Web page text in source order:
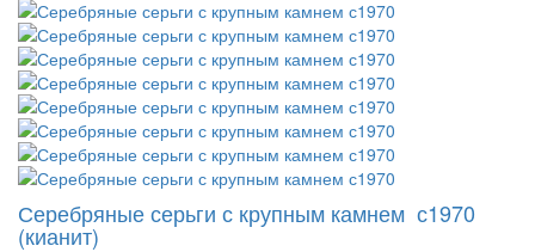
Серебряные серьги с крупным камнем с1970
(кианит)